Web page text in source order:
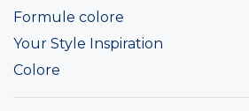
Formule colore
Your Style Inspiration
Colore